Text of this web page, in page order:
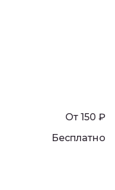
От 150 ₽
Бесплатно